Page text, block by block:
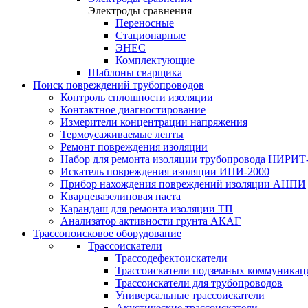
Электроды сравнения
Переносные
Стационарные
ЭНЕС
Комплектующие
Шаблоны сварщика
Поиск повреждений трубопроводов
Контроль сплошности изоляции
Контактное диагностирование
Измерители концентрации напряжения
Термоусаживаемые ленты
Ремонт повреждения изоляции
Набор для ремонта изоляции трубопровода
Искатель повреждения изоляции ИПИ-2000
Прибор нахождения повреждений изоляции АНПИ
Кварцевазелиновая паста
Карандаш для ремонта изоляции ТП
Анализатор активности грунта АКАГ
Трассопоисковое оборудование
Трассоискатели
Трассодефектоискатели
Трассоискатели подземных
Трассоискатели для трубопроводов
Универсальные трассоискатели